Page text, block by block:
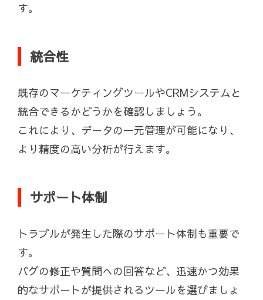
す。
統合性
既存のマーケティングツールやCRMシステムと
統合できるかどうかを確認しましょう。
これにより、データの一元管理が可能になり、
より精度の高い分析が行えます。
サポート体制
トラブルが発生した際のサポート体制も重要で
す。
バグの修正や質問への回答など、迅速かつ効果
的なサポートが提供されるツールを選びましょ